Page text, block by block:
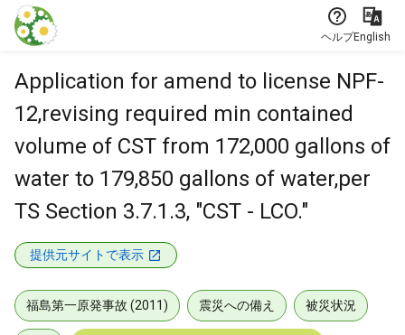
本文に飛ぶ
ヘルプEnglish
Application for amend to license NPF-
12,revising required min contained
volume of CST from 172,000 gallons of
water to 179,850 gallons of water,per
TS Section 3.7.1.3, "CST - LCO."
提供元サイトで表示
福島第一原発事故 (2011) 震災への備え 被災状況